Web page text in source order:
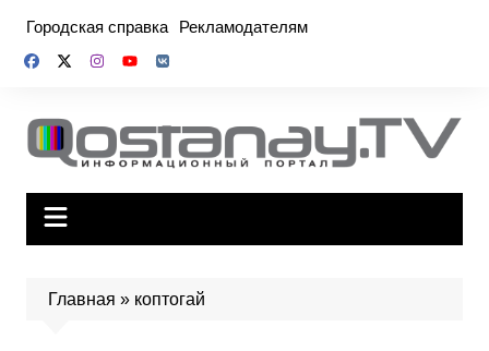
содержимому
Городская справка Рекламодателям
Главная » коптогай